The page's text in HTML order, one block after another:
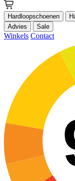
Hardloopschoenen
Advies
Sale
Winkels Contact